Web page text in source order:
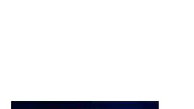
수거차에 치여 사망
성 2명 숨져
국제적 시민 연대로 목소리 내야"